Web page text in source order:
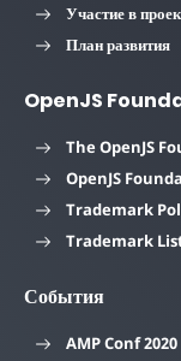
Участие в
План развития
OpenJS
The OpenJS
OpenJS
Trademark
Trademark
События
AMP Conf 2020